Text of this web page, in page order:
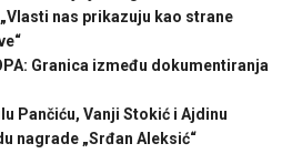
„Vlasti nas prikazuju kao strane
Granica između dokumentiranja
Pančiću, Vanji Stokić i Ajdinu
nagrade „Srđan Aleksić“